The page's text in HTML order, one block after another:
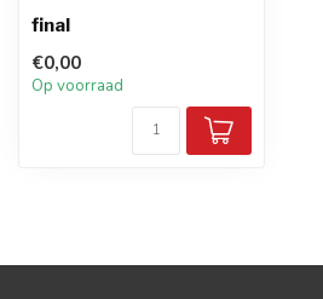
final
€0,00
Op voorraad